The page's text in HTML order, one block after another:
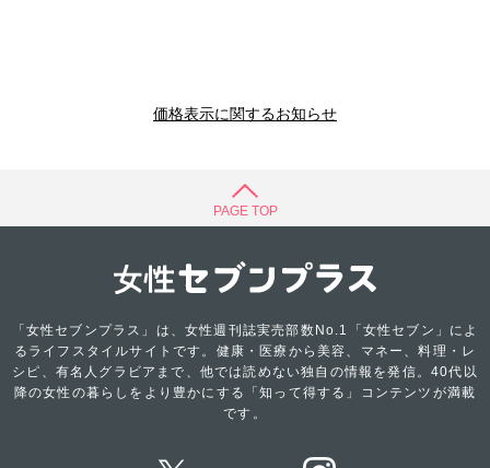
価格表示に関するお知らせ
PAGE TOP
「女性セブンプラス」は、女性週刊誌実売部数No.1「女性セブン」によ
るライフスタイルサイトです。健康・医療から美容、マネー、料理・レ
シピ、有名人グラビアまで、他では読めない独自の情報を発信。40代以
降の女性の暮らしをより豊かにする「知って得する」コンテンツが満載
です。